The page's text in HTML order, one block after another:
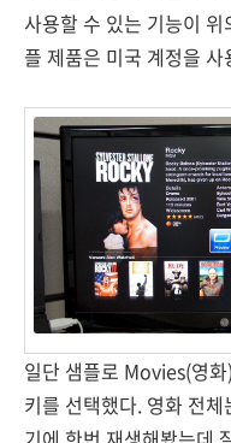
사용할 수 있는 기능이
플 제품은 미국 계정을
일단 샘플로 Movies(영
키를 선택했다. 영화 전